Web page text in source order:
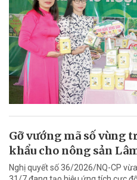
Gỡ vướng mã số vùng
khẩu cho nông sản
Nghị quyết số 36/2026/NQ-CP